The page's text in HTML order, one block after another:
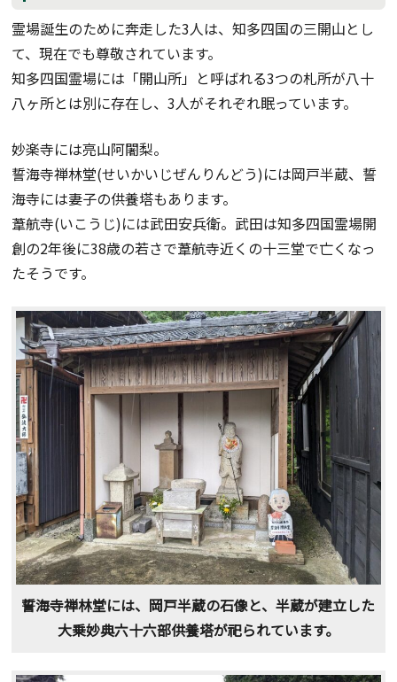
霊場誕生のために奔走した3人は、知多四国の三開山とし
て、現在でも尊敬されています。
知多四国霊場には「開山所」と呼ばれる3つの札所が八十
八ヶ所とは別に存在し、3人がそれぞれ眠っています。
妙楽寺には亮山阿闍梨。
誓海寺禅林堂(せいかいじぜんりんどう)には岡戸半蔵、誓
海寺には妻子の供養塔もあります。
葦航寺(いこうじ)には武田安兵衛。武田は知多四国霊場開
創の2年後に38歳の若さで葦航寺近くの十三堂で亡くなっ
たそうです。
誓海寺禅林堂には、岡戸半蔵の石像と、半蔵が建立した
大乗妙典六十六部供養塔が祀られています。